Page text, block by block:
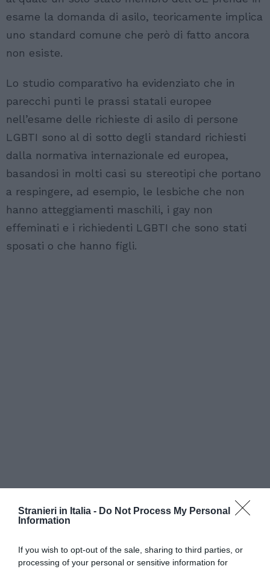
Stranieri in Italia - Do Not Process My Personal
Information
If you wish to opt-out of the sale, sharing to third parties, or
processing of your personal or sensitive information for
esame la domanda di asilo, teoricamente implica
uno standard comune che però di fatto ancora
non esiste.
Lo studio comparativo ha evidenziato che in
parecchi punti le prassi statali europee
nell’esame delle richieste di asilo di persone
LGBTI sono al di sotto degli standard richiesti
dalla normativa internazionale ed europea,
basandosi in molti casi su stereotipi che portano
a respingere, ad esempio, le lesbiche che non
hanno atteggiamenti maschili, i gay non
effeminati e i richiedenti LGBTI che sono stati
sposati o che hanno figli.
Inoltre, i richiedenti asilo LGBTI sono